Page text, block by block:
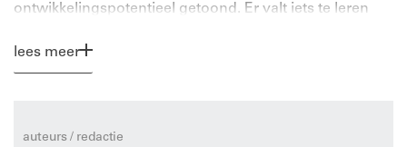
ontwikkelingspotentieel getoond. Er valt iets te leren
van de staatsbedrijven ontwikkelen en vorm krijgen
door de gezamenlijke inzet van verschillende publieke
plaatsvonden, hebben de alomtegenwoordige,
lees meer
auteurs / redactie